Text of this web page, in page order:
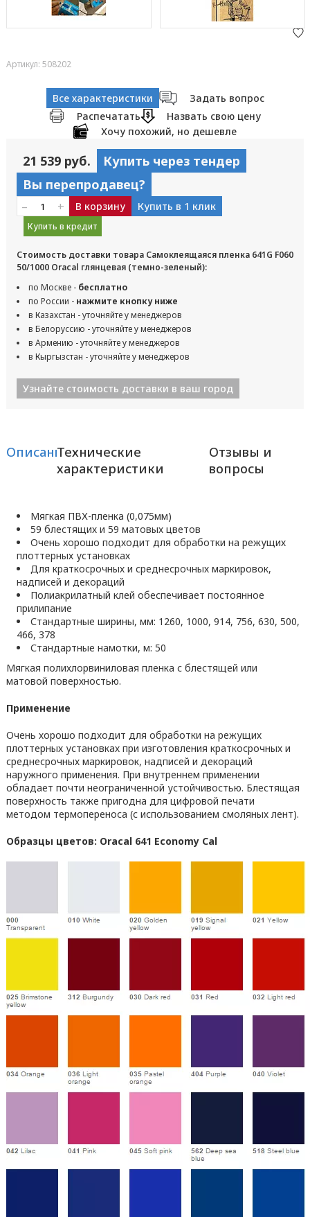
Артикул: 508202
Все характеристики
Задать вопрос
Распечатать
Назвать свою цену
Хочу похожий, но дешевле
21 539 руб.
Купить через тендер
Вы перепродавец?
– + В корзину Купить в 1 клик
Купить в кредит
Стоимость доставки товара Самоклеящаяся пленка 641G F060
50/1000 Oracal глянцевая (темно-зеленый):
по Москве - бесплатно
по России - нажмите кнопку ниже
в Казахстан - уточняйте у менеджеров
в Белоруссию - уточняйте у менеджеров
в Армению - уточняйте у менеджеров
в Кыргызстан - уточняйте у менеджеров
Узнайте стоимость доставки в ваш город
ОписаниеТехнические
характеристики
Отзывы и
вопросы
Мягкая ПВХ-пленка (0,075мм)
59 блестящих и 59 матовых цветов
Очень хорошо подходит для обработки на режущих
плоттерных установках
Для краткосрочных и среднесрочных маркировок,
надписей и декораций
Полиакрилатный клей обеспечивает постоянное
прилипание
Стандартные ширины, мм: 1260, 1000, 914, 756, 630, 500,
466, 378
Стандартные намотки, м: 50
Мягкая полихлорвиниловая пленка с блестящей или
матовой поверхностью.
Применение
Очень хорошо подходит для обработки на режущих
плоттерных установках при изготовления краткосрочных и
среднесрочных маркировок, надписей и декораций
наружного применения. При внутреннем применении
обладает почти неограниченной устойчивостью. Блестящая
поверхность также пригодна для цифровой печати
методом термопереноса (с использованием смоляных лент).
Образцы цветов: Oracal 641 Economy Cal